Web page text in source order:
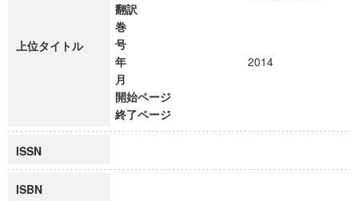
上位タイトル
翻訳
巻
号
年
2014
月
開始ページ
終了ページ
ISSN
ISBN